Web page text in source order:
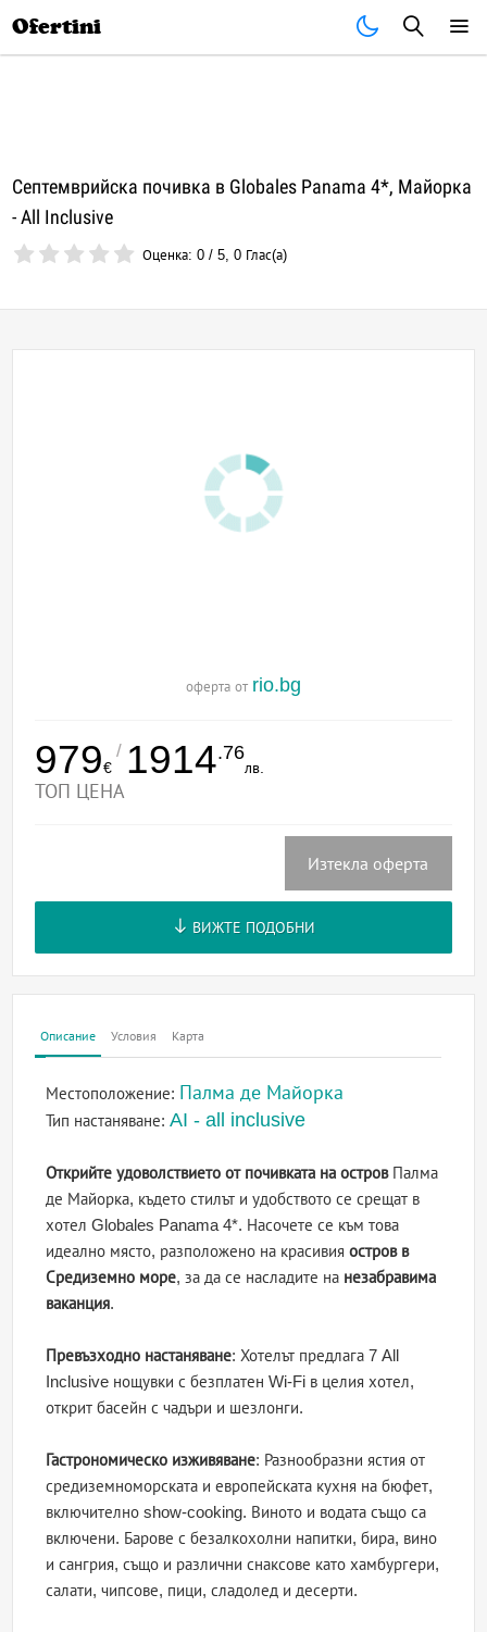
Ofertini
Септемврийска почивка в Globales Panama 4*, Майорка
- All Inclusive
Оценка:0 /5,0 Глас(а)
оферта от rio.bg
979€
/ 1914.76
лв.
ТОП ЦЕНА
Изтекла оферта
ВИЖТЕ ПОДОБНИ
Описание Условия Карта
Местоположение: Палма де Майорка
Тип настаняване:AI - all inclusive
Открийте удоволствието от почивката на островПалма
де Майорка, където стилът и удобството се срещат в
хотел Globales Panama 4*. Насочете се към това
идеално място, разположено на красивияостров в
Средиземно море, за да се насладите на незабравима
ваканция.
Превъзходно настаняване: Хотелът предлага 7 All
Inclusive нощувки с безплатен Wi-Fi в целия хотел,
открит басейн с чадъри и шезлонги.
Гастрономическо изживяване: Разнообразни ястия от
средиземноморската и европейската кухня на бюфет,
включително show-cooking. Виното и водата също са
включени. Барове с безалкохолни напитки, бира, вино
и сангрия, също и различни снаксове като хамбургери,
салати, чипсове, пици, сладолед и десерти.